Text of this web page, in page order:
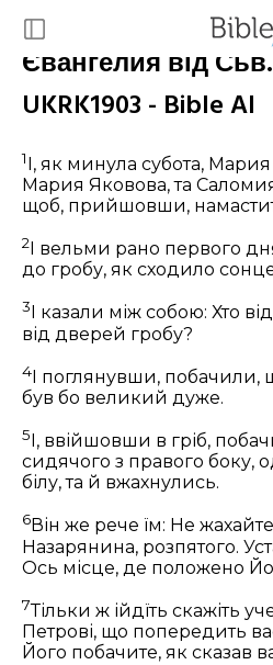
Євангелия від
UKRK1903 - Bible AI
1І, як минула субота,
Мария Яковова, та
щоб, прийшовши,
2
І вельми рано первого
до гробу, як сходило
3
І казали між собою: Хто
від дверей гробу?
4І поглянувши, побачили,
був бо великий дуже.
5 І, ввійшовши в гріб,
сидячого з правого боку,
білу, та й вжахнулись.
6Він же рече їм: Не
Назарянина, розпятого.
Ось місце, де положено
7Тільки ж ійдїть скажіть
Петрові, що попередить
Його побачите, як сказав